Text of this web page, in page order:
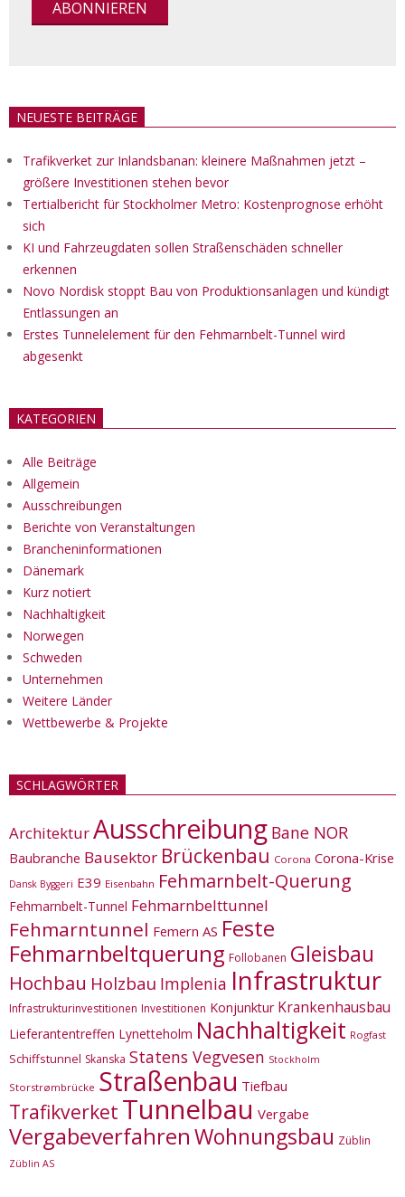
NEUESTE BEITRÄGE
Trafikverket zur Inlandsbanan: kleinere Maßnahmen jetzt –
größere Investitionen stehen bevor
Tertialbericht für Stockholmer Metro: Kostenprognose erhöht
sich
KI und Fahrzeugdaten sollen Straßenschäden schneller
erkennen
Novo Nordisk stoppt Bau von Produktionsanlagen und kündigt
Entlassungen an
Erstes Tunnelelement für den Fehmarnbelt-Tunnel wird
abgesenkt
KATEGORIEN
Alle Beiträge
Allgemein
Ausschreibungen
Berichte von Veranstaltungen
Brancheninformationen
Dänemark
Kurz notiert
Nachhaltigkeit
Norwegen
Schweden
Unternehmen
Weitere Länder
Wettbewerbe & Projekte
SCHLAGWÖRTER
ArchitekturAusschreibung Bane NOR
Baubranche Bausektor Brückenbau Corona Corona-Krise
Dansk Byggeri E39 Eisenbahn Fehmarnbelt-Querung
Fehmarnbelt-Tunnel Fehmarnbelttunnel
Fehmarntunnel Femern AS Feste
Fehmarnbeltquerung Follobanen Gleisbau
Hochbau Holzbau Implenia Infrastruktur
Infrastrukturinvestitionen Investitionen Konjunktur Krankenhausbau
Lieferantentreffen Lynetteholm Nachhaltigkeit Rogfast
Schiffstunnel Skanska Statens Vegvesen Stockholm
Storstrømbrücke Straßenbau Tiefbau
Trafikverket Tunnelbau Vergabe
VergabeverfahrenWohnungsbau Züblin
Züblin AS